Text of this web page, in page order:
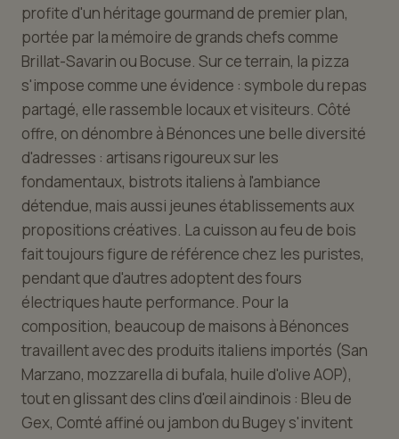
profite d'un héritage gourmand de premier plan,
portée par la mémoire de grands chefs comme
Brillat-Savarin ou Bocuse. Sur ce terrain, la pizza
s'impose comme une évidence : symbole du repas
partagé, elle rassemble locaux et visiteurs. Côté
offre, on dénombre à Bénonces une belle diversité
d'adresses : artisans rigoureux sur les
fondamentaux, bistrots italiens à l'ambiance
détendue, mais aussi jeunes établissements aux
propositions créatives. La cuisson au feu de bois
fait toujours figure de référence chez les puristes,
pendant que d'autres adoptent des fours
électriques haute performance. Pour la
composition, beaucoup de maisons à Bénonces
travaillent avec des produits italiens importés (San
Marzano, mozzarella di bufala, huile d'olive AOP),
tout en glissant des clins d'œil aindinois : Bleu de
Gex, Comté affiné ou jambon du Bugey s'invitent